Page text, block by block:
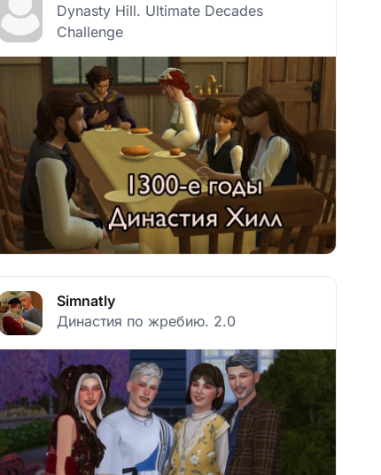
Dynasty Hill. Ultimate Decades
Challenge
Simnatly
Династия по жребию. 2.0